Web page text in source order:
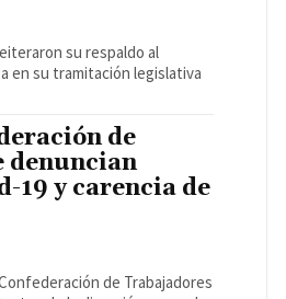
su respaldo al
en su tramitación legislativa
de
denuncian
19 y carencia de
de Trabajadores